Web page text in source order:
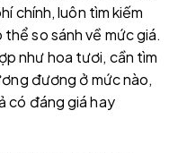
chính, luôn tìm kiếm
so sánh về mức giá.
như hoa tươi, cần tìm
đương ở mức nào,
có đáng giá hay